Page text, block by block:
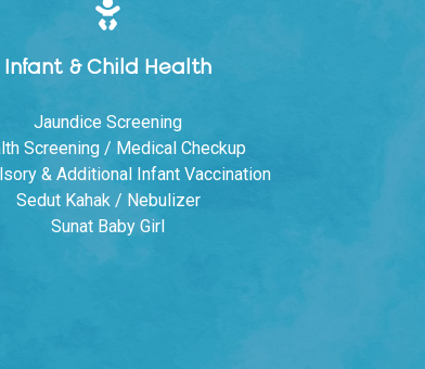
Infant & Child Health
Jaundice Screening
Screening / Medical Checkup
& Additional Infant Vaccination
Sedut Kahak / Nebulizer
Sunat Baby Girl